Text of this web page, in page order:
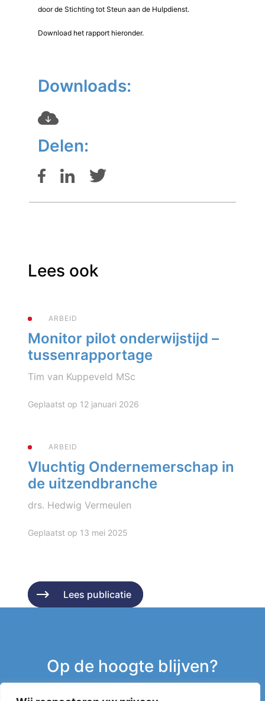
door de Stichting tot Steun aan de Hulpdienst.
Download het rapport hieronder.
Downloads:
Delen:
Lees ook
ARBEID
Monitor pilot onderwijstijd –
tussenrapportage
Tim van Kuppeveld MSc
Geplaatst op 12 januari 2026
Lees publicatie
ARBEID
Vluchtig Ondernemerschap in
de uitzendbranche
drs. Hedwig Vermeulen
Geplaatst op 13 mei 2025
Lees publicatie
Op de hoogte blijven?